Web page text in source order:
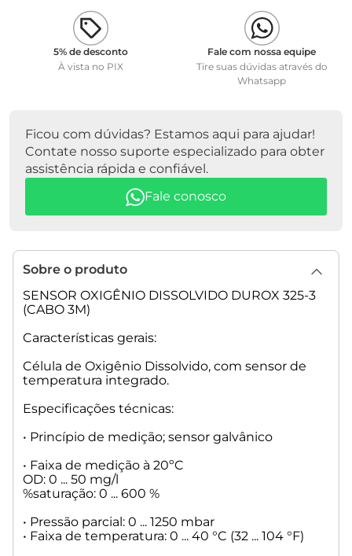
Profundidade de imersão máximo: 6 metros
• Posição de operação: indiferente
• Método de calibração e armazenamento: OXICAL - D
5% de desconto
À vista no PIX
Fale com nossa equipe
Tire suas dúvidas através do
Whatsapp
Ficou com dúvidas? Estamos aqui para ajudar!
Contate nosso suporte especializado para obter
assistência rápida e confiável.
Fale conosco
Sobre o produto
SENSOR OXIGÊNIO DISSOLVIDO DUROX 325-3
(CABO 3M)
Características gerais:
Célula de Oxigênio Dissolvido, com sensor de
temperatura integrado.
Especificações técnicas:
• Princípio de medição; sensor galvânico
• Faixa de medição à 20ºC
OD: 0 ... 50 mg/l
%saturação: 0 ... 600 %
• Pressão parcial: 0 ... 1250 mbar
• Faixa de temperatura: 0 ... 40 °C (32 ... 104 °F)